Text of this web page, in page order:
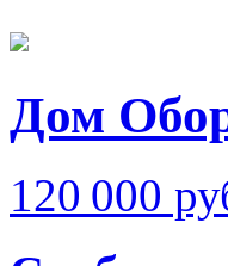
Дом
120 000